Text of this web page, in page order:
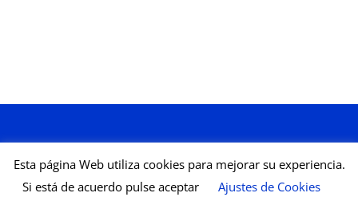
Aviso legal Política de Cookies
Esta página Web utiliza cookies para mejorar su experiencia.
Si está de acuerdo pulse aceptar
Ajustes de Cookies